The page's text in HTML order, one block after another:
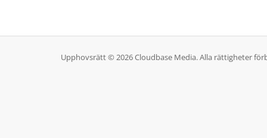
Upphovsrätt © 2026 Cloudbase Media. Alla rättigheter